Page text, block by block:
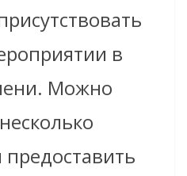
в
Можно